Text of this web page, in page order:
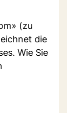
(zu
die
Wie Sie